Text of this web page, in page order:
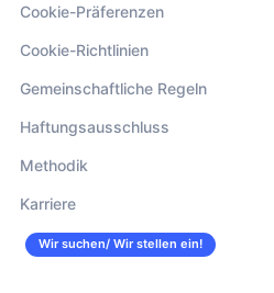
Cookie-Präferenzen
Cookie-Richtlinien
Gemeinschaftliche Regeln
Haftungsausschluss
Methodik
Karriere
Wir suchen/ Wir stellen ein!